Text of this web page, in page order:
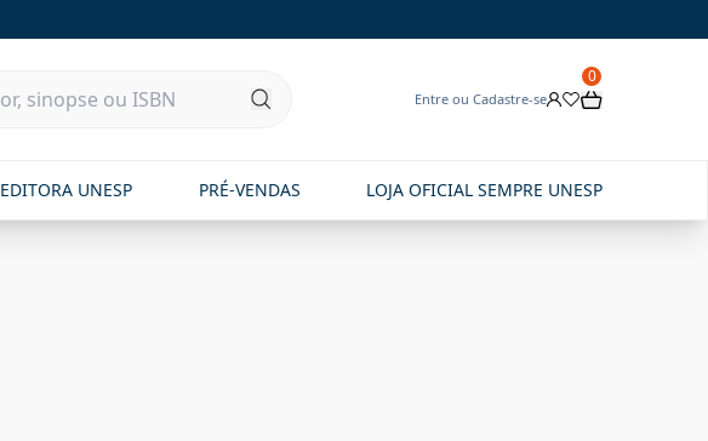
Entre ou Cadastre-se
0
EDITORA UNESP PRÉ-VENDAS LOJA OFICIAL SEMPRE UNESP